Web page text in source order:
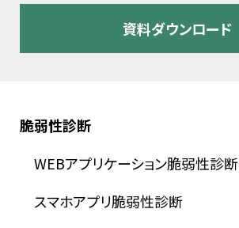
資料ダウンロード
脆弱性診断
WEBアプリケーション脆弱性診断
スマホアプリ脆弱性診断